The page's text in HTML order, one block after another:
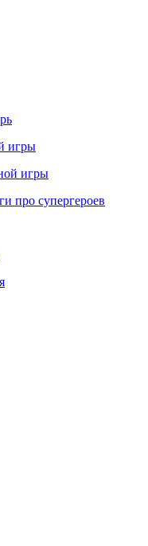
игры
игры
про супергероев